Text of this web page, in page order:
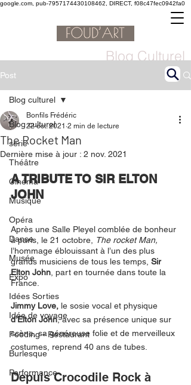
google.com, pub-7957174430108462, DIRECT, f08c47fec0942fa0
Blog Culturel
Post
Blog culturel
serie
Théâtre
Cinéma
Musique
Opéra
Danse
Musée
Expo
Idées Sorties
Idée de voyage
Fooding - Restaurant
Burlesque
Performance
Blog culturel
The Rocket Man
Bonfils Frédéric
22 oct. 2021 2 min de lecture
Dernière mise à jour : 2 nov. 2021
A TRIBUTE TO SIR ELTON
JOHN
Après une Salle Pleyel comblée de bonheur
à paris, le 21 octobre,
The rocket Man,
l’hommage éblouissant à l’un des plus
grands musiciens de tous les temps, Sir
Elton John , part en tournée dans toute la
France.
Jimmy Love, le sosie vocal et physique
d’Elton John, avec sa présence unique sur
scène, sa généreuse folie et de merveilleux
costumes, reprend 40 ans de tubes.
Depuis Crocodile Rock à